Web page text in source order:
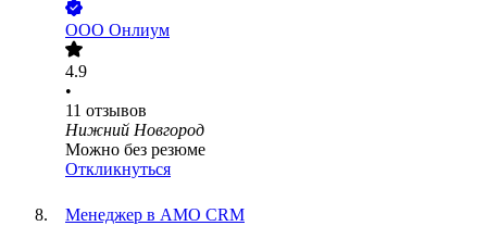
ООО Онлиум
4.9
•
11 отзывов
Нижний Новгород
Можно без резюме
Откликнуться
Менеджер в AMO CRM